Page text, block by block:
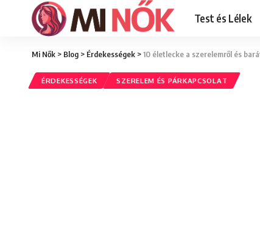
Test és Lélek
Mi Nők > Blog > Érdekességek >10 életlecke a szerelemről és
ÉRDEKESSÉGEK SZERELEM ÉS PÁRKAPCSOLAT